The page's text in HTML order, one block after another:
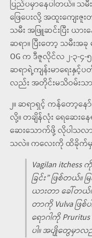
ပြည်ပမှာနေပါတယ်။ သ
ဖြေပေးလို့ အထူးကျေးဇူ
သမီး အဖြူဆင်းပြီး ယာ
ဆရာ။ ပြီးတော့ သမီးအခု
OG က ဒီဇူလိုင်လ ၂-၃-၄
ဆရာရဲ့ကျန်းမာရေး
လည်း အတိုင်းမသိဝမ်းသ
၂။ ဆရာရှင့် ကန်တော့န
လို့။ တချိန်လုံး ရေဆေ
ဆေးသောက်ဖို့ လိုပါသ
သလဲ။ ကလေးကို ထိခိုက်မှာ
Vagilan itchess
ခြင်း” ဖြစ်တယ်။
ယားတာ ခေါ်တ
တာကို Vulva ဖြ
ရောဂါကို
ပါ။ အပျိုတွေမှာ